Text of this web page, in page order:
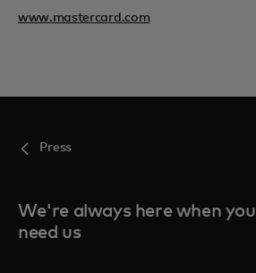
www.mastercard.com
Press
We're always here when you
need us